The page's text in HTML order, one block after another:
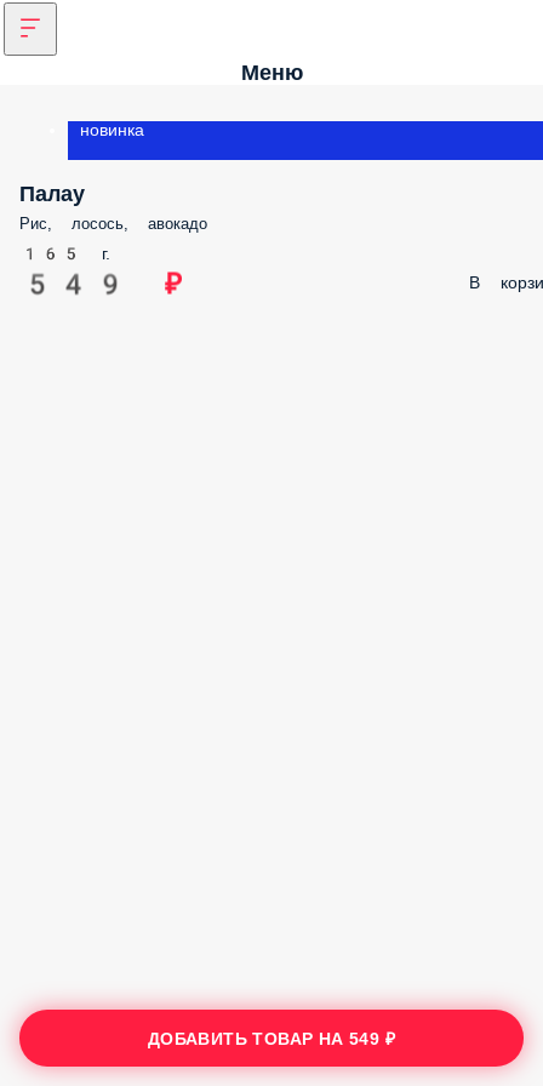
Меню
новинка
Палау
Рис, лосось, авокадо
165 г.
549 ₽ В
ДОБАВИТЬ ТОВАР НА549 ₽